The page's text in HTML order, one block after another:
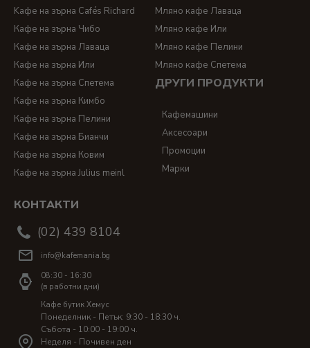
Kафе на зърна Cafés Richard
Кафе на зърна Чибо
Кафе на зърна Лаваца
Кафе на зърна Или
Кафе на зърна Спетема
Кафе на зърна Кимбо
Кафе на зърна Пелини
Кафе на зърна Бианчи
Кафе на зърна Ковим
Кафе на зърна Julius meinl
Мляно кафе Лаваца
Мляно кафе Или
Мляно кафе Пелини
Мляно кафе Спетема
ДРУГИ ПРОДУКТИ
Кафемашини
Аксесоари
Промоции
Марки
КОНТАКТИ
(02) 439 8104
info@kafemania.bg
08:30 - 16:30
(в работни дни)
Кафе бутик Хемус
Понеделник - Петък: 9:30 - 18:30 ч.
Събота - 10:00 - 19:00 ч.
Неделя - Почивен ден